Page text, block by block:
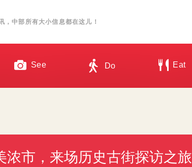
，中部所有大小信息都在这儿！
See Do Eat
浓市，来场历史古街探访之旅